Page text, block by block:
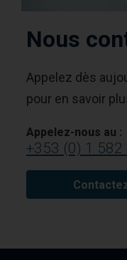
Nous
Appelez dès
pour en savoir
Appelez-nous au :
+353 (0) 1 582